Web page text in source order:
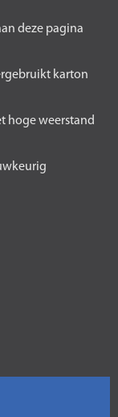
deze pagina
karton
hoge weerstand